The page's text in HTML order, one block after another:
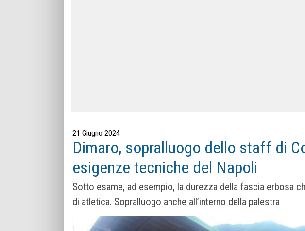
21 Giugno 2024
Dimaro, sopralluogo dello staff di
esigenze tecniche del Napoli
Sotto esame, ad esempio, la durezza della fascia erbosa
di atletica. Sopralluogo anche all’interno della palestra